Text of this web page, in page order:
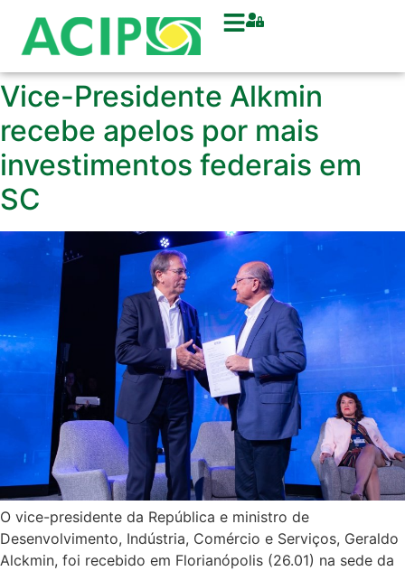
Vice-Presidente Alkmin
recebe apelos por mais
investimentos federais em
SC
O vice-presidente da República e ministro de
Desenvolvimento, Indústria, Comércio e Serviços, Geraldo
Alckmin, foi recebido em Florianópolis (26.01) na sede da